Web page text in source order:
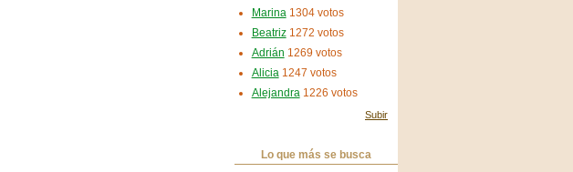
Marina 1304 votos
Beatriz1272 votos
Adrián 1269 votos
Alicia1247 votos
Alejandra1226 votos
Subir
Lo que más se busca